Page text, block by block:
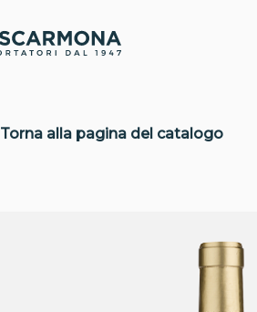
Torna alla pagina del catalogo